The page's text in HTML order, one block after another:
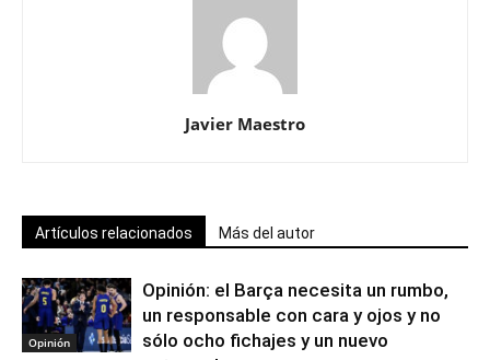
Javier Maestro
Artículos relacionados Más del autor
Opinión
Opinión: el Barça necesita un rumbo,
un responsable con cara y ojos y no
sólo ocho fichajes y un nuevo